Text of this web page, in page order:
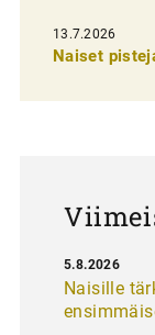
e
13.7.2026
Naiset
Naisille
5.8.2026